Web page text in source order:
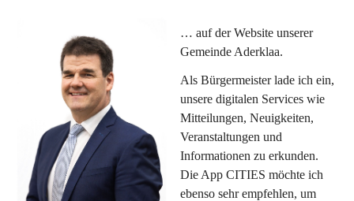
… auf der Website unserer
Gemeinde Aderklaa.
Als Bürgermeister lade ich ein,
unsere digitalen Services wie
Mitteilungen, Neuigkeiten,
Veranstaltungen und
Informationen zu erkunden.
Die App CITIES möchte ich
ebenso sehr empfehlen, um